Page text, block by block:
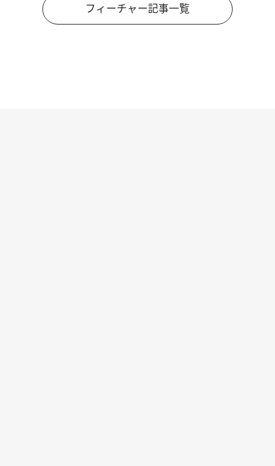
フィーチャー記事一覧